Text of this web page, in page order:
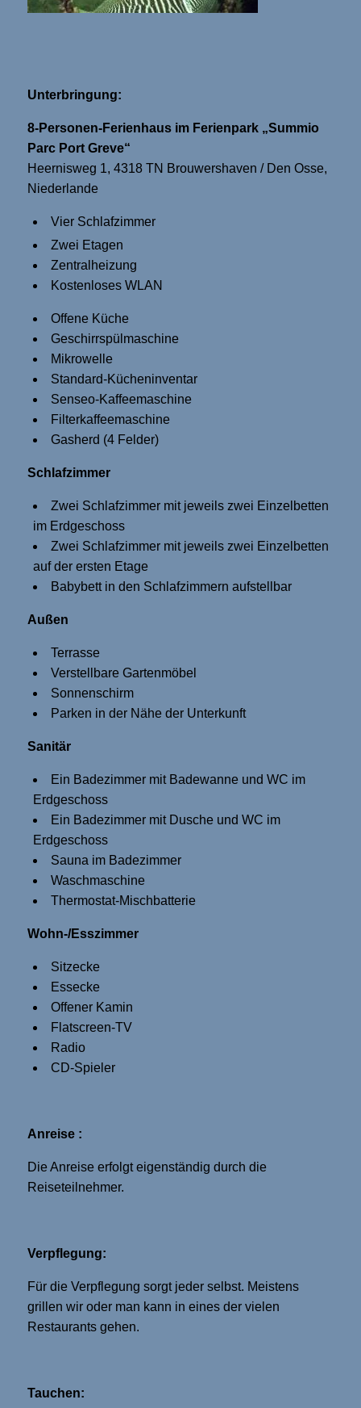
Unterbringung:
8-Personen-Ferienhaus im Ferienpark „Summio
Parc Port Greve“
Heernisweg 1, 4318 TN Brouwershaven / Den Osse,
Niederlande
Vier Schlafzimmer
Zwei Etagen
Zentralheizung
Kostenloses WLAN
Offene Küche
Geschirrspülmaschine
Mikrowelle
Standard-Kücheninventar
Senseo-Kaffeemaschine
Filterkaffeemaschine
Gasherd (4 Felder)
Schlafzimmer
Zwei Schlafzimmer mit jeweils zwei Einzelbetten
im Erdgeschoss
Zwei Schlafzimmer mit jeweils zwei Einzelbetten
auf der ersten Etage
Babybett in den Schlafzimmern aufstellbar
Außen
Terrasse
Verstellbare Gartenmöbel
Sonnenschirm
Parken in der Nähe der Unterkunft
Sanitär
Ein Badezimmer mit Badewanne und WC im
Erdgeschoss
Ein Badezimmer mit Dusche und WC im
Erdgeschoss
Sauna im Badezimmer
Waschmaschine
Thermostat-Mischbatterie
Wohn-/Esszimmer
Sitzecke
Essecke
Offener Kamin
Flatscreen-TV
Radio
CD-Spieler
Anreise :
Die Anreise erfolgt eigenständig durch die
Reiseteilnehmer.
Verpflegung:
Für die Verpflegung sorgt jeder selbst. Meistens
grillen wir oder man kann in eines der vielen
Restaurants gehen.
Tauchen: